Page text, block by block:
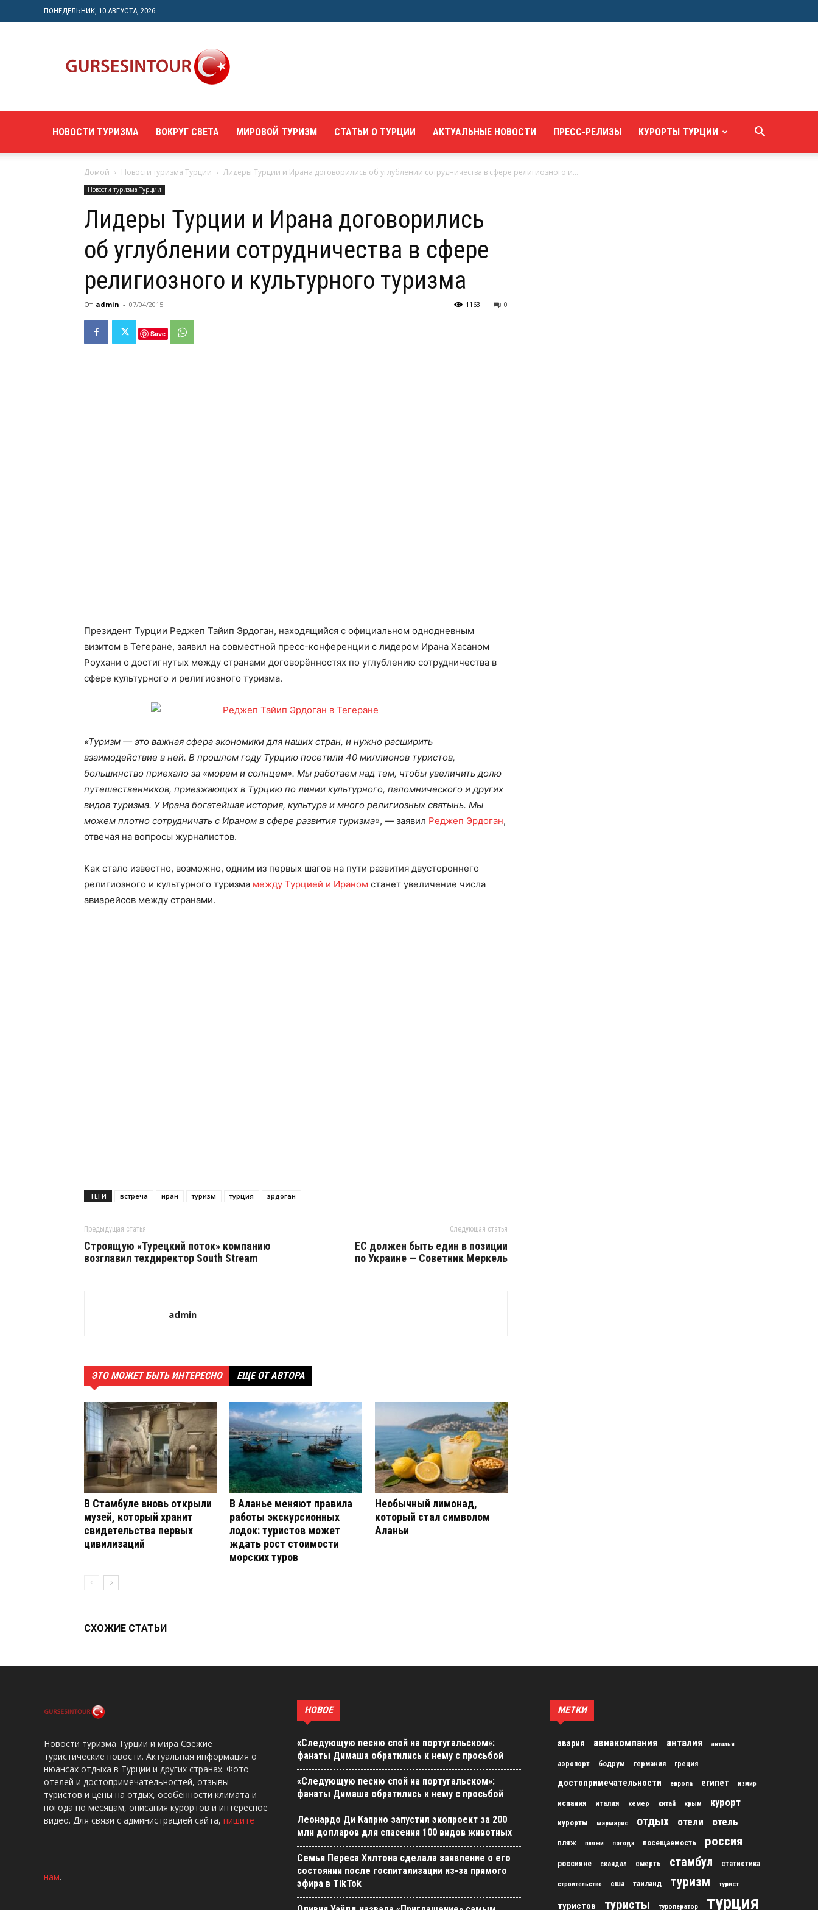
ПОНЕДЕЛЬНИК, 10 АВГУСТА, 2026
—
познавательный
туристический
НОВОСТИ ТУРИЗМА ВОКРУГ СВЕТА МИРОВОЙ ТУРИЗМ СТАТЬИ О ТУРЦИИ АКТУАЛЬНЫЕ НОВОСТИ ПРЕСС-РЕЛИЗЫ КУРОРТЫ ТУРЦИИ
Домой Новости туризма Турции Лидеры Турции и Ирана договорились об углублении сотрудничества в сфере религиозного и...
Новости туризма Турции
Лидеры Турции и Ирана договорились
об углублении сотрудничества в сфере
религиозного и культурного туризма
От admin - 07/04/2015 0
1163
Save
Президент Турции Реджеп Тайип Эрдоган, находящийся с официальном однодневным
визитом в Тегеране, заявил на совместной пресс-конференции с лидером Ирана Хасаном
Роухани о достигнутых между странами договорённостях по углублению сотрудничества в
сфере культурного и религиозного туризма.
«Туризм — это важная сфера экономики для наших стран, и нужно расширить
взаимодействие в ней. В прошлом году Турцию посетили 40 миллионов туристов,
большинство приехало за «морем и солнцем». Мы работаем над тем, чтобы увеличить долю
путешественников, приезжающих в Турцию по линии культурного, паломнического и других
видов туризма. У Ирана богатейшая история, культура и много религиозных святынь. Мы
можем плотно сотрудничать с Ираном в сфере развития туризма», — заявил Реджеп Эрдоган,
отвечая на вопросы журналистов.
Как стало известно, возможно, одним из первых шагов на пути развития двустороннего
религиозного и культурного туризма между Турцией и Ираном станет увеличение числа
авиарейсов между странами.
ТЕГИ встреча иран туризм турция эрдоган
Предыдущая статья
Строящую «Турецкий поток» компанию
возглавил техдиректор South Stream
Следующая статья
ЕС должен быть един в позиции
по Украине — Советник Меркель
admin
ЭТО МОЖЕТ БЫТЬ ИНТЕРЕСНО ЕЩЕ ОТ АВТОРА
В Стамбуле вновь открыли
музей, который хранит
свидетельства первых
цивилизаций
В Аланье меняют правила
работы экскурсионных
лодок: туристов может
ждать рост стоимости
морских туров
Необычный лимонад,
который стал символом
Аланьи
СХОЖИЕ СТАТЬИ
Новости туризма Турции и мира Свежие
туристические новости. Актуальная информация о
нюансах отдыха в Турции и других странах. Фото
отелей и достопримечательностей, отзывы
туристов и цены на отдых, особенности климата и
погода по месяцам, описания курортов и интересное
видео. Для связи с администрацией сайта, пишите
нам.
НОВОЕ
«Следующую песню спой на португальском»:
фанаты Димаша обратились к нему с просьбой
«Следующую песню спой на португальском»:
фанаты Димаша обратились к нему с просьбой
Леонардо Ди Каприо запустил экопроект за 200
млн долларов для спасения 100 видов животных
Семья Переса Хилтона сделала заявление о его
состоянии после госпитализации из-за прямого
эфира в TikTok
МЕТКИ
авария авиакомпания анталия анталья
аэропорт бодрум германия греция
достопримечательности европа египет измир
испания италия кемер китай крым курорт
курорты мармарис отдых отели отель
пляж пляжи погода посещаемость россия
россияне скандал смерть стамбул статистика
строительство сша таиланд туризм турист
туристов туристы туроператор турция